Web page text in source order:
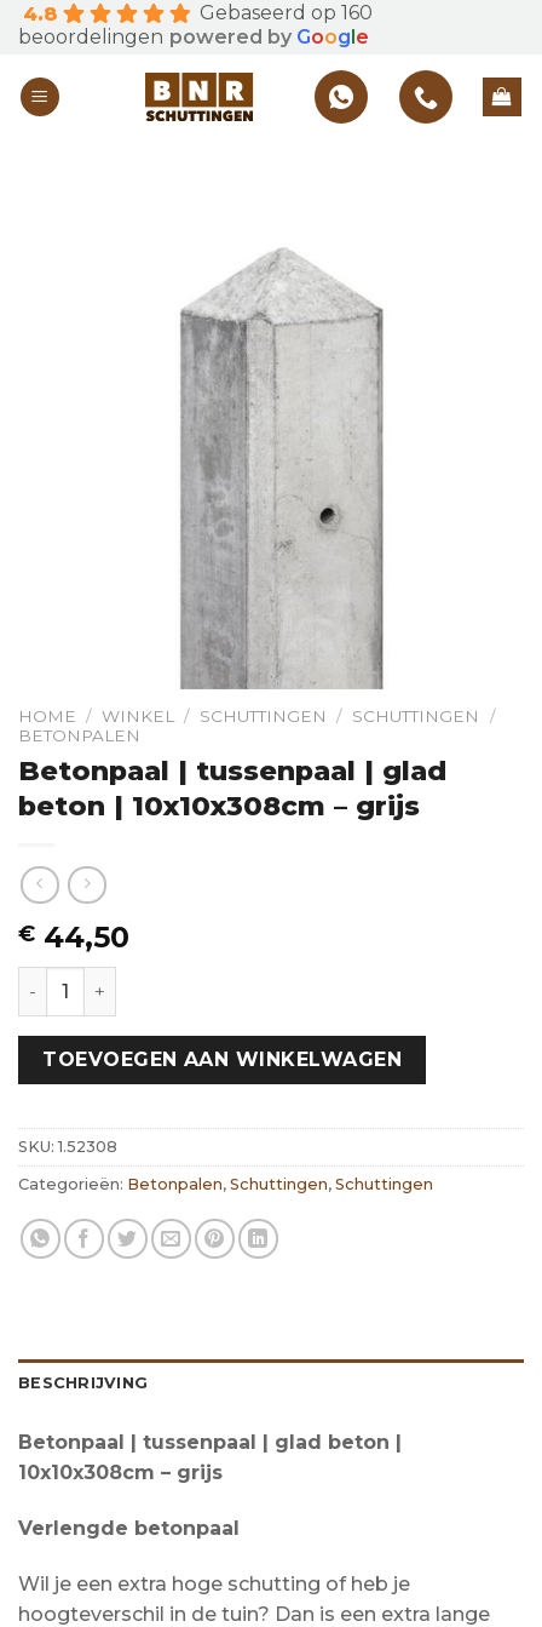
Skip
to
content
4.8
Gebaseerd op 160
beoordelingen powered by Goog e
HOME / WINKEL / SCHUTTINGEN / SCHUTTINGEN
/
BETONPALEN
Betonpaal | tussenpaal | glad
beton | 10x10x308cm – grijs
€ 44,50
Betonpaal | tussenpaal | glad beton | 10x10x308cm -
TOEVOEGEN AAN WINKELWAGEN
SKU:1.52308
Categorieën: Betonpalen, Schuttingen, Schuttingen
BESCHRIJVING
Betonpaal | tussenpaal | glad beton |
10x10x308cm – grijs
Verlengde betonpaal
Wil je een extra hoge schutting of heb je
hoogteverschil in de tuin? Dan is een extra lange